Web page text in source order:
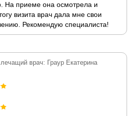
На приеме она осмотрела и
визита врач дала мне свои
Рекомендую специалиста!
врач: Граур Екатерина